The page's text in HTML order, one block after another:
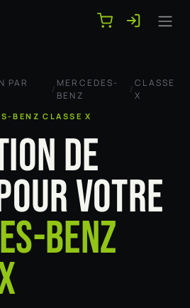
PAR
/
MERCEDES-
BENZ
/
CLASSE
X
BENZ CLASSE X
DE
VOTRE
BENZ